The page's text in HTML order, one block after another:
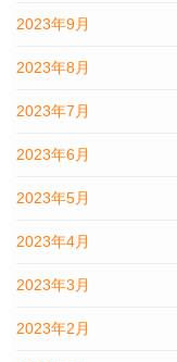
2023年9月
2023年8月
2023年7月
2023年6月
2023年5月
2023年4月
2023年3月
2023年2月